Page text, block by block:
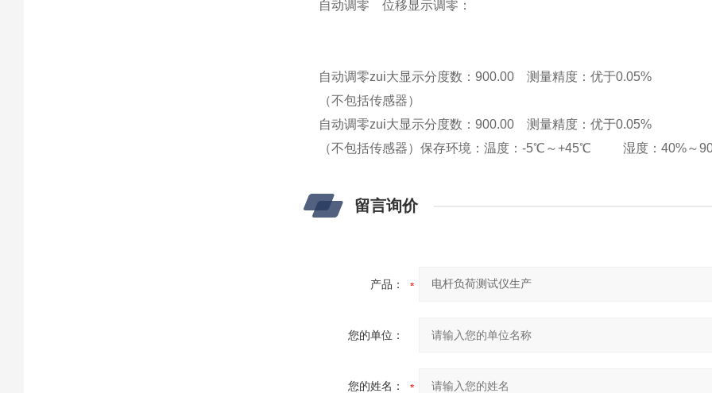
自动调零位移显示调零：
自动调零zui大显示分度数：900.00
测量精度：优于0.05%
（不包括传感器）
自动调零zui大显示分度数：900.00
测量精度：优于0.05%
（不包括传感器）保存环境：温度：-5℃～+45℃ 湿度：40%～
留言询价
产品：
您的单位：
您的姓名：